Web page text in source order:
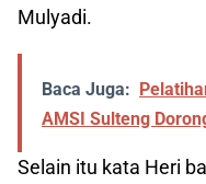
Mulyadi.
Baca Juga:
AMSI Sulteng
Selain itu kata Heri